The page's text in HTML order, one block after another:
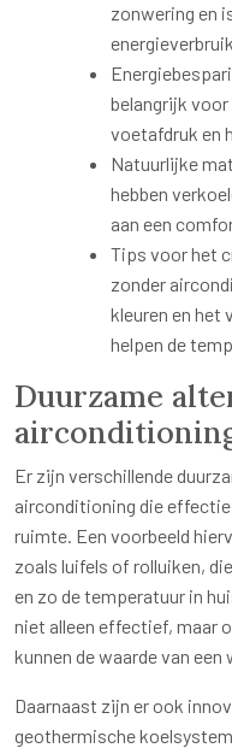
zonwering en
belangrijk
voetafdruk en
Natuurlijke
hebben
aan een
Tips voor het
zonder
kleuren en het
helpen de
Duurzame
Er zijn verschillende
airconditioning die
ruimte. Een voorbeeld
zoals luifels of rolluiken,
en zo de temperatuur in
niet alleen effectief, maar
kunnen de waarde van een
Daarnaast zijn er ook
geothermische